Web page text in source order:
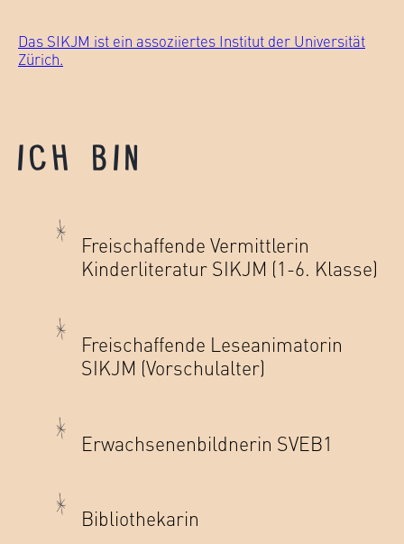
Das SIKJM ist ein assoziiertes Institut der Universität
Zürich.
ICH BIN
Freischaffende Vermittlerin
Kinderliteratur SIKJM (1-6. Klasse)
Freischaffende Leseanimatorin
SIKJM (Vorschulalter)
Erwachsenenbildnerin SVEB1
Bibliothekarin